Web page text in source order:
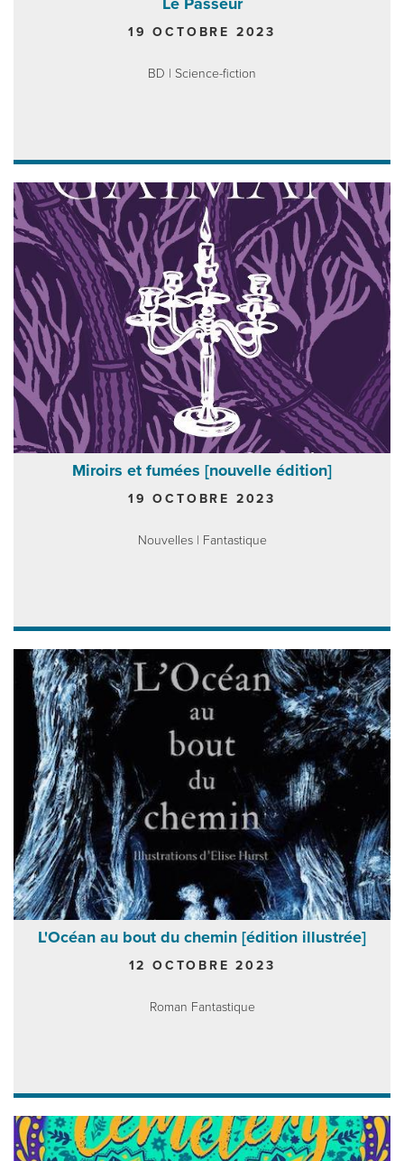
19 OCTOBRE 2023
BD | Science-fiction
Miroirs et fumées [nouvelle édition]
19 OCTOBRE 2023
Nouvelles | Fantastique
L'Océan au bout du chemin [édition illustrée]
12 OCTOBRE 2023
Roman Fantastique